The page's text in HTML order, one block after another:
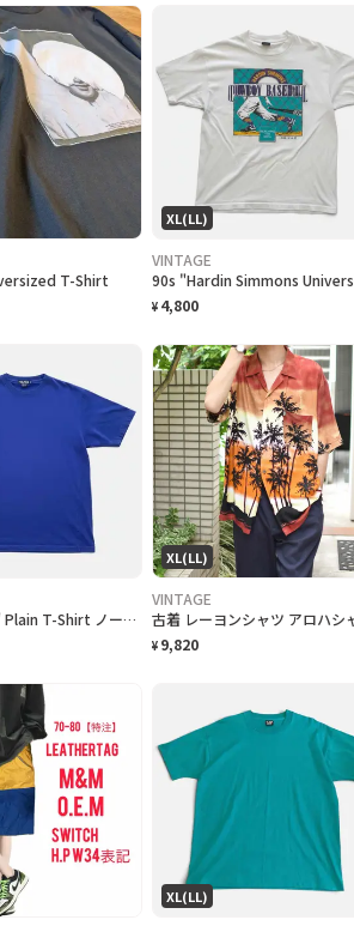
T-Shirt
XL(LL)
VINTAGE
¥ 4,800
90s "nautica" Plain T-Shirt ノーティカ 無地Tシャツ [L]
XL(LL)
VINTAGE
¥ 9,820
XL(LL)